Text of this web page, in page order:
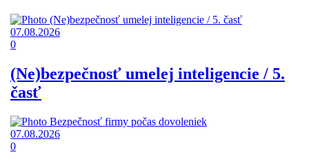
07.08.2026
0
(Ne)bezpečnosť umelej inteligencie / 5.
časť
07.08.2026
0